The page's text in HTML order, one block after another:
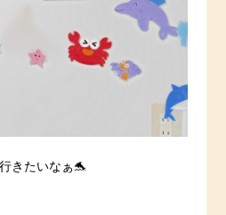
行きたいなぁ🐬